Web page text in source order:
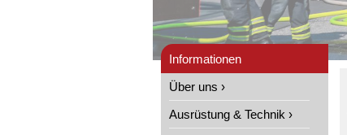
Informationen
Über uns ›
Ausrüstung & Technik ›